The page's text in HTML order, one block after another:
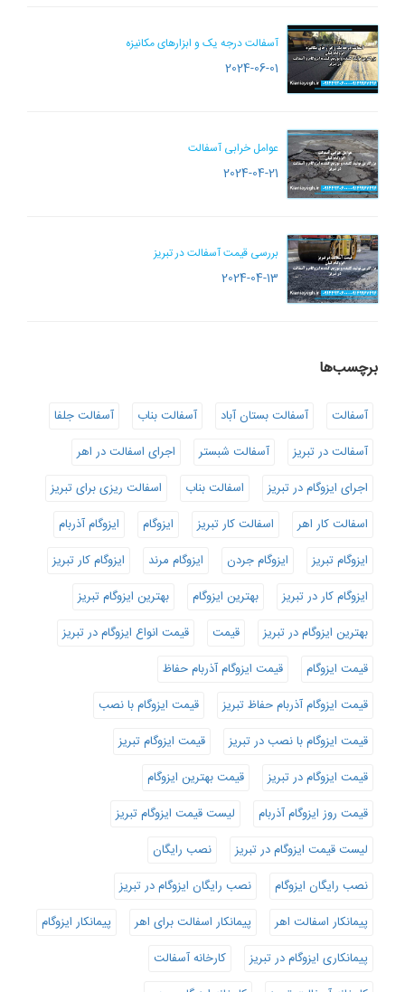
آسفالت درجه یک و ابزارهای مکانیزه
2024-06-01
عوامل خرابی آسفالت
2024-04-21
بررسی قیمت آسفالت در تبریز
2024-04-13
برچسب‌ها
آسفالت آسفالت بستان آباد آسفالت بناب
آسفالت جلفا
آسفالت در تبریز
آسفالت شبستر
اجرای اسفالت در اهر
اجرای ایزوگام در تبریز
اسفالت بناب
اسفالت ریزی برای تبریز
اسفالت کار اهر
اسفالت کار تبریز ایزوگام
ایزوگام آذربام
ایزوگام تبریز
ایزوگام جردن ایزوگام مرند
ایزوگام کار تبریز
ایزوگام کار در تبریز
بهترین ایزوگام
بهترین ایزوگام تبریز
بهترین ایزوگام در تبریز
قیمت
قیمت انواع ایزوگام در تبریز
قیمت ایزوگام
قیمت ایزوگام آذربام حفاظ
قیمت ایزوگام آذربام حفاظ تبریز
قیمت ایزوگام با نصب
قیمت ایزوگام با نصب در تبریز
قیمت ایزوگام تبریز
قیمت ایزوگام در تبریز
قیمت بهترین ایزوگام
قیمت روز ایزوگام آذربام
لیست قیمت ایزوگام تبریز
لیست قیمت ایزوگام در تبریز
نصب رایگان
نصب رایگان ایزوگام
نصب رایگان ایزوگام در تبریز
پیمانکار اسفالت اهر
پیمانکار اسفالت برای اهر
پیمانکار ایزوگام
پیمانکاری ایزوگام در تبریز
کارخانه آسفالت